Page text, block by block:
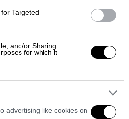
Targeted
and/or Sharing
for which it
advertising like cookies on
μεγάλο